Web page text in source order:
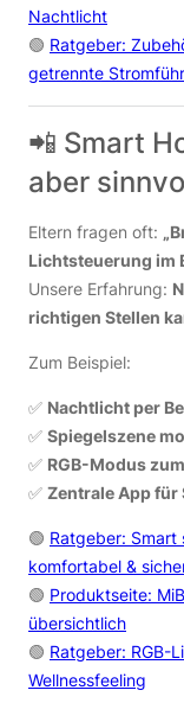
Nachtlicht
🟢 Ratgeber:
getrennte
📲 Smart
aber
Eltern fragen oft:
Lichtsteuerung im
Unsere Erfahrung:
richtigen Stellen
Zum Beispiel:
✅ Nachtlicht per
✅ Spiegelszene
✅ RGB-Modus
✅ Zentrale App für
🟢 Ratgeber:
komfortabel &
🟢 Produktseite:
übersichtlich
🟢 Ratgeber: RGB-
Wellnessfeeling